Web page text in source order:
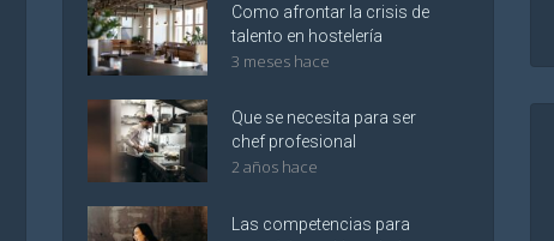
Como afrontar la crisis de
talento en hostelería
3 meses hace
Que se necesita para ser
chef profesional
2 años hace
Las competencias para